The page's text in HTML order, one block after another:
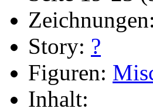
Zeichnungen:
Story: ?
Figuren:
Inhalt: